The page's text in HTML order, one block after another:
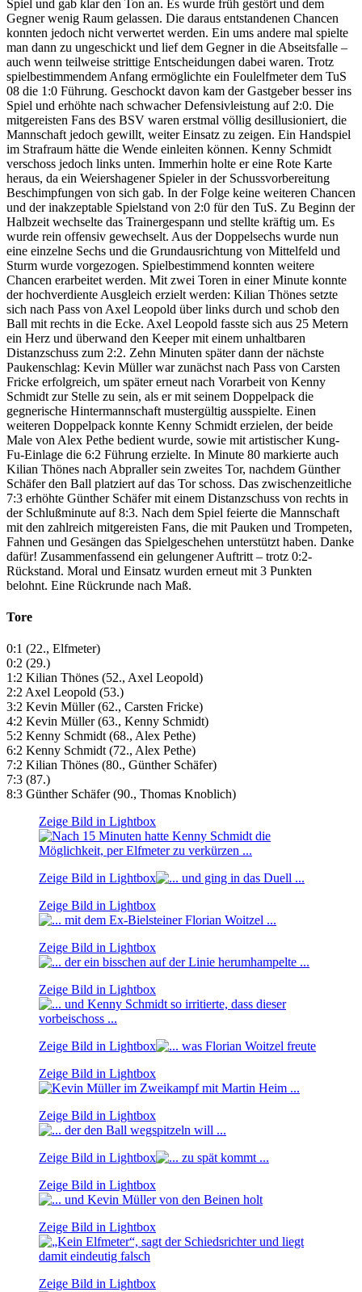
Spiel und gab klar den Ton an. Es wurde früh gestört und dem
Gegner wenig Raum gelassen. Die daraus entstandenen Chancen
konnten jedoch nicht verwertet werden. Ein ums andere mal spielte
man dann zu ungeschickt und lief dem Gegner in die Abseitsfalle –
auch wenn teilweise strittige Entscheidungen dabei waren. Trotz
spielbestimmendem Anfang ermöglichte ein Foulelfmeter dem TuS
08 die 1:0 Führung. Geschockt davon kam der Gastgeber besser ins
Spiel und erhöhte nach schwacher Defensivleistung auf 2:0. Die
mitgereisten Fans des BSV waren erstmal völlig desillusioniert, die
Mannschaft jedoch gewillt, weiter Einsatz zu zeigen. Ein Handspiel
im Strafraum hätte die Wende einleiten können. Kenny Schmidt
verschoss jedoch links unten. Immerhin holte er eine Rote Karte
heraus, da ein Weiershagener Spieler in der Schussvorbereitung
Beschimpfungen von sich gab. In der Folge keine weiteren Chancen
und der inakzeptable Spielstand von 2:0 für den TuS. Zu Beginn der
Halbzeit wechselte das Trainergespann und stellte kräftig um. Es
wurde rein offensiv gewechselt. Aus der Doppelsechs wurde nun
eine einzelne Sechs und die Grundausrichtung von Mittelfeld und
Sturm wurde vorgezogen. Spielbestimmend konnten weitere
Chancen erarbeitet werden. Mit zwei Toren in einer Minute konnte
der hochverdiente Ausgleich erzielt werden: Kilian Thönes setzte
sich nach Pass von Axel Leopold über links durch und schob den
Ball mit rechts in die Ecke. Axel Leopold fasste sich aus 25 Metern
ein Herz und überwand den Keeper mit einem unhaltbaren
Distanzschuss zum 2:2. Zehn Minuten später dann der nächste
Paukenschlag: Kevin Müller war zunächst nach Pass von Carsten
Fricke erfolgreich, um später erneut nach Vorarbeit von Kenny
Schmidt zur Stelle zu sein, als er mit seinem Doppelpack die
gegnerische Hintermannschaft mustergültig ausspielte. Einen
weiteren Doppelpack konnte Kenny Schmidt erzielen, der beide
Male von Alex Pethe bedient wurde, sowie mit artistischer Kung-
Fu-Einlage die 6:2 Führung erzielte. In Minute 80 markierte auch
Kilian Thönes nach Abpraller sein zweites Tor, nachdem Günther
Schäfer den Ball platziert auf das Tor schoss. Das zwischenzeitliche
7:3 erhöhte Günther Schäfer mit einem Distanzschuss von rechts in
der Schlußminute auf 8:3. Nach dem Spiel feierte die Mannschaft
mit den zahlreich mitgereisten Fans, die mit Pauken und Trompeten,
Fahnen und Gesängen das Spielgeschehen unterstützt haben. Danke
dafür! Zusammenfassend ein gelungener Auftritt – trotz 0:2-
Rückstand. Moral und Einsatz wurden erneut mit 3 Punkten
belohnt. Eine Rückrunde nach Maß.
Tore
0:1 (22., Elfmeter)
0:2 (29.)
1:2 Kilian Thönes (52., Axel Leopold)
2:2 Axel Leopold (53.)
3:2 Kevin Müller (62., Carsten Fricke)
4:2 Kevin Müller (63., Kenny Schmidt)
5:2 Kenny Schmidt (68., Alex Pethe)
6:2 Kenny Schmidt (72., Alex Pethe)
7:2 Kilian Thönes (80., Günther Schäfer)
7:3 (87.)
8:3 Günther Schäfer (90., Thomas Knoblich)
Zeige Bild in Lightbox
Zeige Bild in Lightbox
Zeige Bild in Lightbox
Zeige Bild in Lightbox
Zeige Bild in Lightbox
Zeige Bild in Lightbox
Zeige Bild in Lightbox
Zeige Bild in Lightbox
Zeige Bild in Lightbox
Zeige Bild in Lightbox
Zeige Bild in Lightbox
Zeige Bild in Lightbox